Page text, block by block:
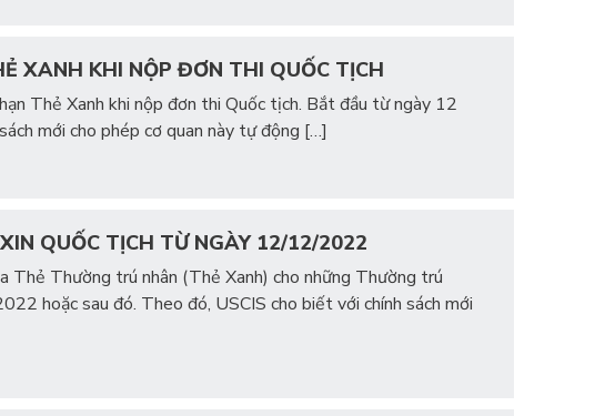
XANH KHI NỘP ĐƠN THI QUỐC TỊCH
Thẻ Xanh khi nộp đơn thi Quốc tịch. Bắt đầu từ ngày 12
mới cho phép cơ quan này tự động […]
QUỐC TỊCH TỪ NGÀY 12/12/2022
Thẻ Thường trú nhân (Thẻ Xanh) cho những Thường trú
hoặc sau đó. Theo đó, USCIS cho biết với chính sách mới